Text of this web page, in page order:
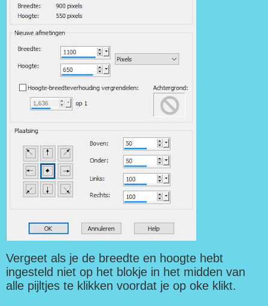
Vergeet als je de breedte en hoogte hebt
ingesteld niet op het blokje in het midden van
alle pijltjes te klikken voordat je op oke klikt.